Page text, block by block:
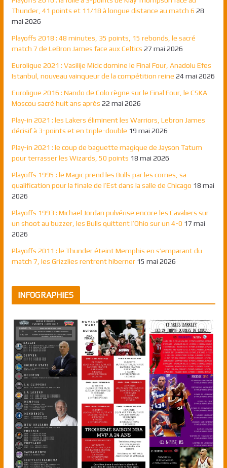
Thunder, 41 points et 11/18 à longue distance au match 6 28
mai 2026
Playoffs 2018 : 48 minutes, 35 points, 15 rebonds, le sacré
match 7 de LeBron James face aux Celtics 27 mai 2026
Euroligue 2021 : Vasilije Micic domine le Final Four, Anadolu Efes
Istanbul, nouveau vainqueur de la compétition reine 24 mai 2026
Euroligue 2016 : Nando de Colo règne sur le Final Four, le CSKA
Moscou sacré huit ans après 22 mai 2026
Play-in 2021 : les Lakers éliminent les Warriors, Lebron James
décisif à 3-points et en triple-double 19 mai 2026
Play-in 2021 : le coup de baguette magique de Jayson Tatum
pour terrasser les Wizards, 50 points 18 mai 2026
Playoffs 1995 : le Magic prend les Bulls par les cornes, sa
qualification pour la finale de l’Est dans la salle de Chicago 18 mai
2026
Playoffs 1993 : Michael Jordan pulvérise encore les Cavaliers sur
un shoot au buzzer, les Bulls quittent l’Ohio sur un 4-0 17 mai
2026
Playoffs 2011 : le Thunder éteint Memphis en s’emparant du
match 7, les Grizzlies rentrent hiberner 15 mai 2026
INFOGRAPHIES